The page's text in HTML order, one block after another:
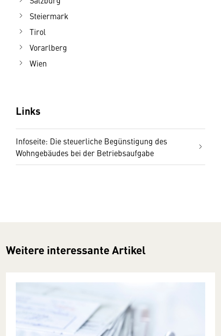
Steiermark
Tirol
Vorarlberg
Wien
Links
Infoseite: Die steuerliche Begünstigung des
Wohngebäudes bei der Betriebsaufgabe
Weitere interessante Artikel